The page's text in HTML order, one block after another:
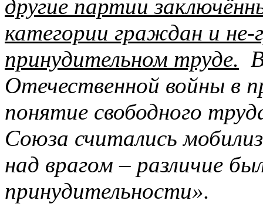
другие партии
категории граждан и не-
принудительном труде.
Отечественной войны в
понятие свободного
Союза считались
над врагом – различие
принудительности».